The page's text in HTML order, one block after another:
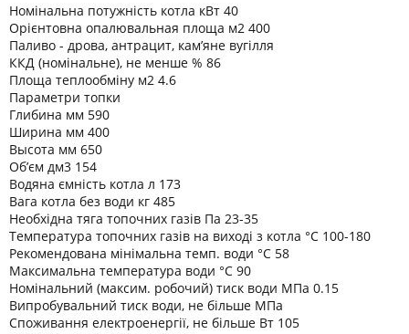
Номінальна потужність котла кВт 40
Орієнтовна опалювальная площа м2 400
Паливо - дрова, антрацит, кам’яне вугілля
ККД (номінальне), не менше % 86
Площа теплообміну м2 4.6
Параметри топки
Глибина мм 590
Ширина мм 400
Высота мм 650
Об’єм дм3 154
Водяна ємність котла л 173
Вага котла без води кг 485
Необхідна тяга топочних газів Па 23-35
Температура топочних газів на виході з котла °C 100-180
Рекомендована мінімальна темп. води °C 58
Максимальна температура води °C 90
Номінальний (максим. робочий) тиск води МПа 0.15
Випробувальний тиск води, не більше МПа
Споживання електроенергії, не більше Вт 105